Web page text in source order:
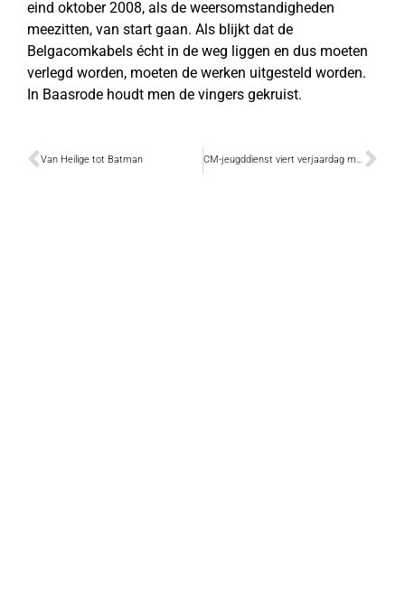
eind oktober 2008, als de weersomstandigheden
meezitten, van start gaan. Als blijkt dat de
Belgacomkabels écht in de weg liggen en dus moeten
verlegd worden, moeten de werken uitgesteld worden.
In Baasrode houdt men de vingers gekruist.
Van Heilige tot Batman CM-jeugddienst viert verjaardag met spektakeldag Kazou4Kids